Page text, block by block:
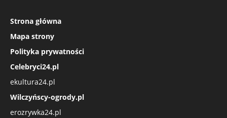
Strona główna
Mapa strony
Polityka prywatności
Celebryci24.pl
ekultura24.pl
Wilczyńscy-ogrody.pl
erozrywka24.pl